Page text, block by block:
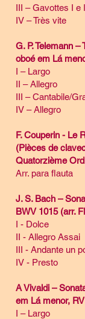
III – Gavottes I e
IV – Très vite
G. P. Telemann –
oboé em Lá
I – Largo
II – Allegro
III – Cantabile/
IV – Allegro
F. Couperin - Le
(Pièces de
Quatorzième
Arr. para flauta
J. S. Bach –
BWV 1015 (arr.
I - Dolce
II - Allegro Assai
III - Andante un
IV - Presto
A Vivaldi –
em Lá menor,
I – Largo